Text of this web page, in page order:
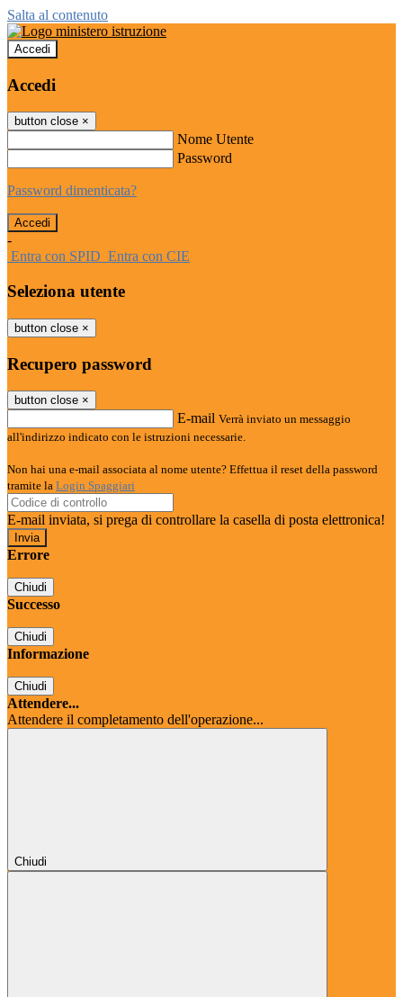
Salta al contenuto
Accedi
Accedi
button close ×
Nome Utente
Password
Password dimenticata?
-
Entra con SPID Entra con CIE
Seleziona utente
button close ×
Recupero password
button close ×
E-mail Verrà inviato un messaggio
all'indirizzo indicato con le istruzioni necessarie.
Non hai una e-mail associata al nome utente? Effettua il reset della password
tramite la Login Spaggiari
E-mail inviata, si prega di controllare la casella di posta elettronica!
Errore
Chiudi
Successo
Chiudi
Informazione
Chiudi
Attendere...
Attendere il completamento dell'operazione...
Chiudi